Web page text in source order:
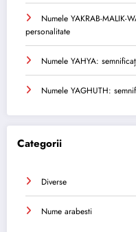
Numele YAKRAB-MALIK-
personalitate
Numele YAHYA:
Numele YAGHUTH:
Categorii
Diverse
Nume arabesti